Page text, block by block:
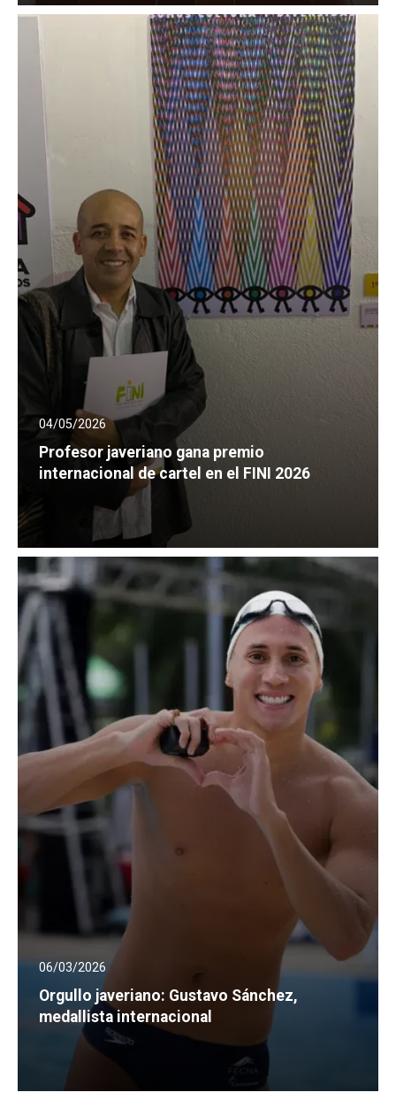
04/05/2026
Profesor javeriano gana premio
internacional de cartel en el FINI 2026
06/03/2026
Orgullo javeriano: Gustavo Sánchez,
medallista internacional